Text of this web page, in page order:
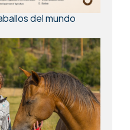
del mundo